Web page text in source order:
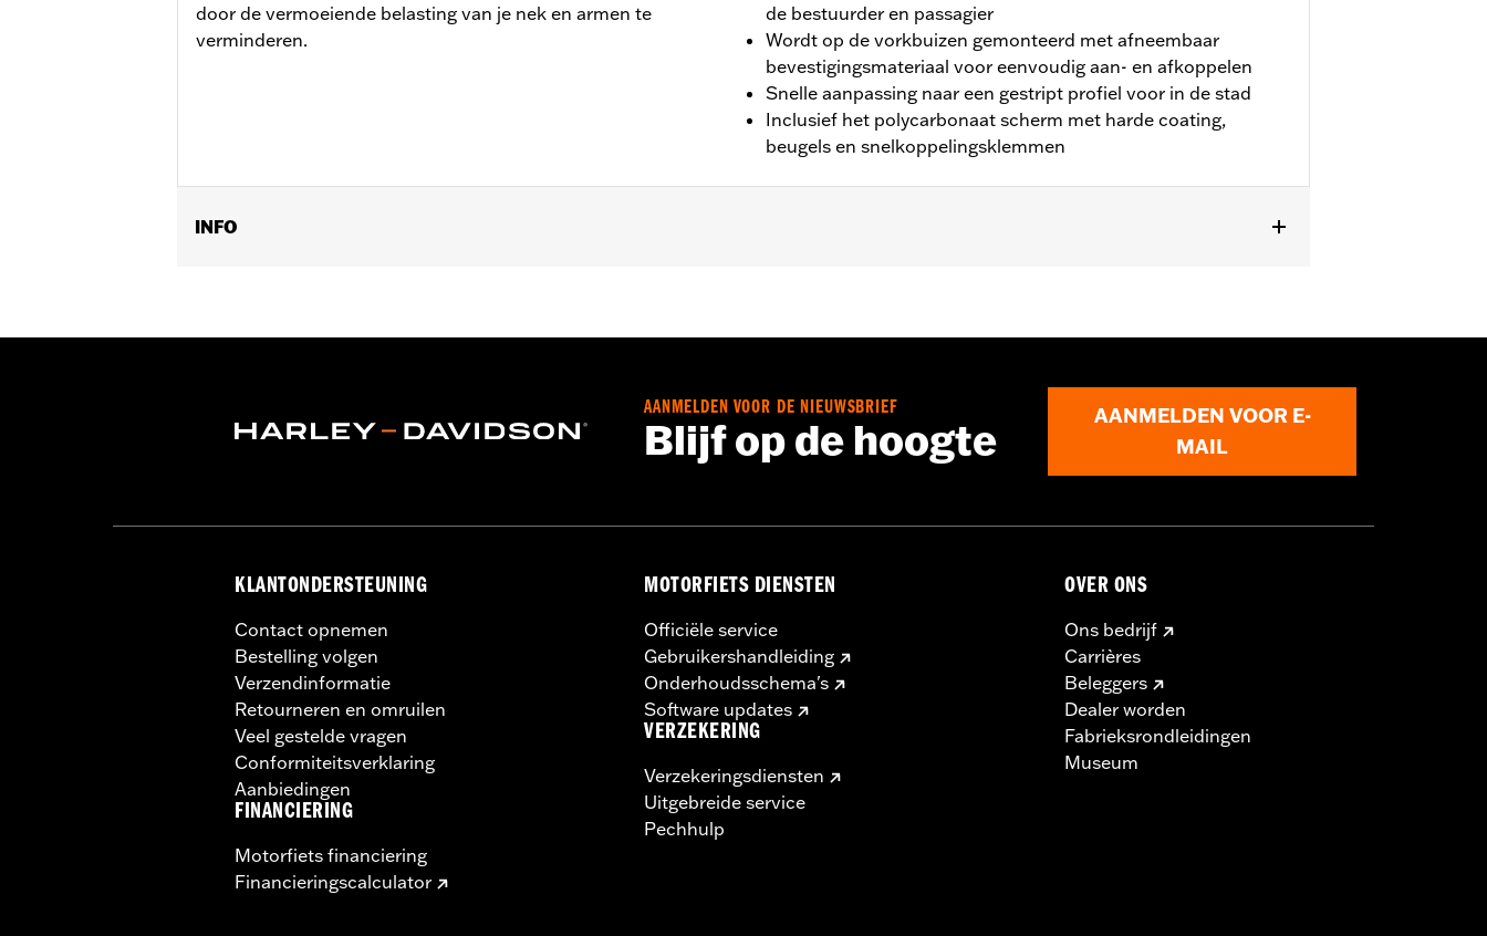
door de vermoeiende belasting van je nek en armen te
verminderen.
de bestuurder en passagier
Wordt op de vorkbuizen gemonteerd met afneembaar
bevestigingsmateriaal voor eenvoudig aan- en afkoppelen
Snelle aanpassing naar een gestript profiel voor in de stad
Inclusief het polycarbonaat scherm met harde coating,
beugels en snelkoppelingsklemmen
INFO
Per stuk verkocht:Elk
Scherm van hard gecoat polycarbonaat, beugels en snelkoppelingsklemmen
Materiaalbreedte maateenheid: Inches
AANMELDEN VOOR DE NIEUWSBRIEF
Blijf op de hoogte
AANMELDEN VOOR E-
MAIL
KLANTONDERSTEUNING
Contact opnemen
Bestelling volgen
Verzendinformatie
Retourneren en omruilen
Veel gestelde vragen
Conformiteitsverklaring
Aanbiedingen
FINANCIERING
Motorfiets financiering
Financieringscalculator
MOTORFIETS DIENSTEN
Officiële service
Gebruikershandleiding
Onderhoudsschema's
Software updates
VERZEKERING
Verzekeringsdiensten
Uitgebreide service
Pechhulp
OVER ONS
Ons bedrijf
Carrières
Beleggers
Dealer worden
Fabrieksrondleidingen
Museum